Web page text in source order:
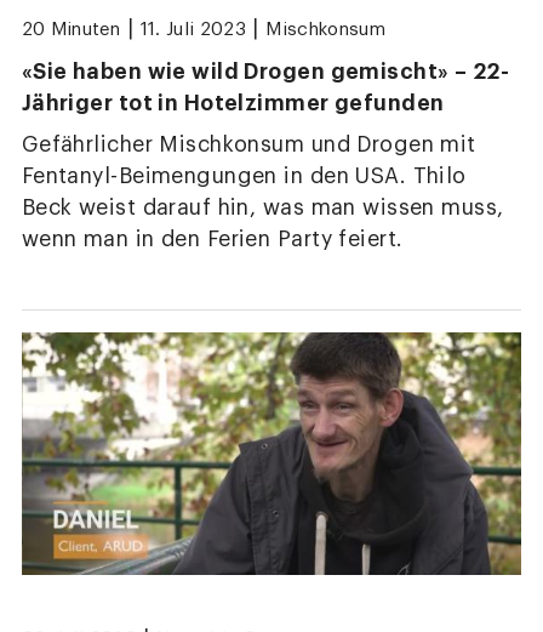
20 Minuten 11. Juli 2023 Mischkonsum
«Sie haben wie wild Drogen gemischt» – 22-
Jähriger tot in Hotelzimmer gefunden
Gefährlicher Mischkonsum und Drogen mit
Fentanyl-Beimengungen in den USA. Thilo
Beck weist darauf hin, was man wissen muss,
wenn man in den Ferien Party feiert.